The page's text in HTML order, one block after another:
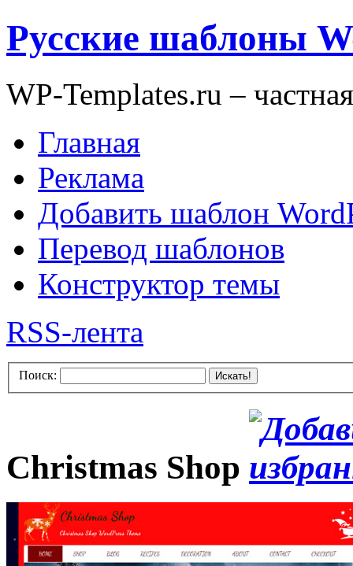
Русские шаблоны
WP-Templates.ru –
Главная
Реклама
Добавить шаблон
Перевод шаблонов
Конструктор темы
RSS-лента
Поиск: Искать!
Christmas Shop